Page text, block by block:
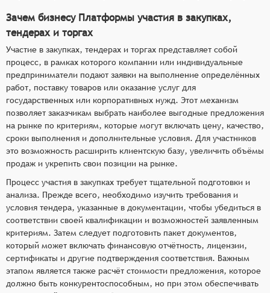
Зачем бизнесу Платформы участия в закупках,
тендерах и торгах
Участие в закупках, тендерах и торгах представляет собой
процесс, в рамках которого компании или индивидуальные
предприниматели подают заявки на выполнение определённых
работ, поставку товаров или оказание услуг для
государственных или корпоративных нужд. Этот механизм
позволяет заказчикам выбрать наиболее выгодные предложения
на рынке по критериям, которые могут включать цену, качество,
сроки выполнения и дополнительные условия. Для участников
это возможность расширить клиентскую базу, увеличить объёмы
продаж и укрепить свои позиции на рынке.
Процесс участия в закупках требует тщательной подготовки и
анализа. Прежде всего, необходимо изучить требования и
условия тендера, указанные в документации, чтобы убедиться в
соответствии своей квалификации и возможностей заявленным
критериям. Затем следует подготовить пакет документов,
который может включать финансовую отчётность, лицензии,
сертификаты и другие подтверждения соответствия. Важным
этапом является также расчёт стоимости предложения, которое
должно быть конкурентоспособным, но при этом обеспечивать